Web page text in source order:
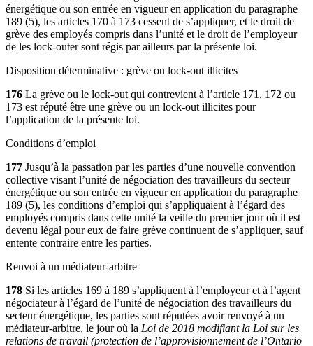
énergétique ou son entrée en vigueur en application du paragraphe
189 (5), les articles 170 à 173 cessent de s’appliquer, et le droit de
grève des employés compris dans l’unité et le droit de l’employeur
de les lock-outer sont régis par ailleurs par la présente loi.
Disposition déterminative : grève ou lock-out illicites
176 La grève ou le lock-out qui contrevient à l’article 171, 172 ou
173 est réputé être une grève ou un lock-out illicites pour
l’application de la présente loi.
Conditions d’emploi
177 Jusqu’à la passation par les parties d’une nouvelle convention
collective visant l’unité de négociation des travailleurs du secteur
énergétique ou son entrée en vigueur en application du paragraphe
189 (5), les conditions d’emploi qui s’appliquaient à l’égard des
employés compris dans cette unité la veille du premier jour où il est
devenu légal pour eux de faire grève continuent de s’appliquer, sauf
entente contraire entre les parties.
Renvoi à un médiateur-arbitre
178 Si les articles 169 à 189 s’appliquent à l’employeur et à l’agent
négociateur à l’égard de l’unité de négociation des travailleurs du
secteur énergétique, les parties sont réputées avoir renvoyé à un
médiateur-arbitre, le jour où la Loi de 2018 modifiant la Loi sur les
relations de travail (protection de l’approvisionnement de l’Ontario